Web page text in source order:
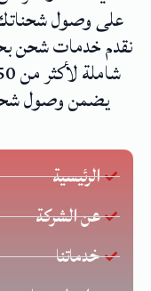
على وصول شحناتك
نقدم خدمات شحن
يضمن وصول
الرئيسية
عن الشركة
خدماتنا